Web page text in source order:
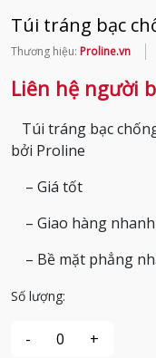
Túi tráng bạc
Thương hiệu: Proline.vn
Liên hệ người
Túi tráng bạc
bởi Proline
– Giá tốt
– Giao hàng
– Bề mặt phẳng
Số lượng: